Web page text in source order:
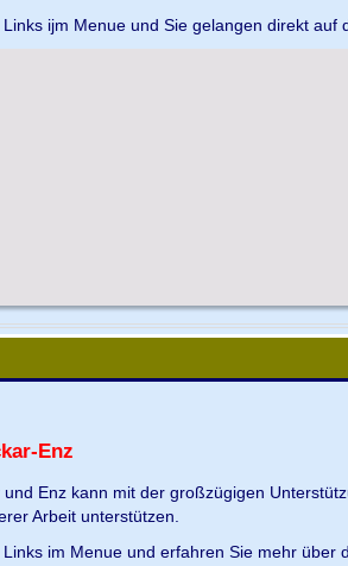
ijm Menue und Sie gelangen direkt auf
Enz
Enz kann mit der großzügigen
Arbeit unterstützen.
im Menue und erfahren Sie mehr über